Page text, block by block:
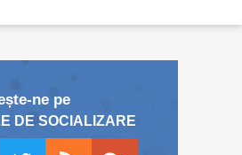
ne pe
DE SOCIALIZARE